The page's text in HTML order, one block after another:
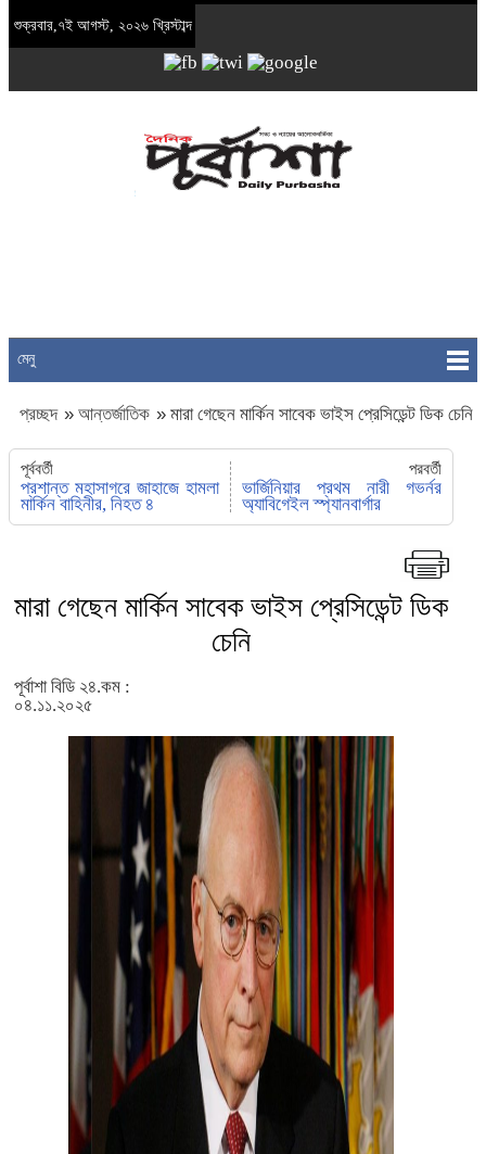
শুক্রবার,৭ই আগস্ট, ২০২৬ খ্রিস্টাব্দ
মেনু
প্রচ্ছদ » আন্তর্জাতিক » মারা গেছেন মার্কিন সাবেক ভাইস প্রেসিডেন্ট ডিক চেনি
পূর্ববর্তী
প্রশান্ত মহাসাগরে জাহাজে হামলা
মার্কিন বাহিনীর, নিহত ৪
পরবর্তী
ভার্জিনিয়ার প্রথম নারী গভর্নর
অ্যাবিগেইল স্প্যানবার্গার
মারা গেছেন মার্কিন সাবেক ভাইস প্রেসিডেন্ট ডিক
চেনি
পূর্বাশা বিডি ২৪.কম :
০৪.১১.২০২৫